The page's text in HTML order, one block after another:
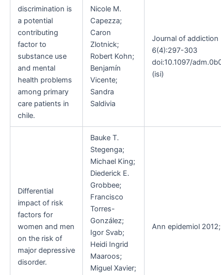
discrimination is
a potential
contributing
factor to
substance use
and mental
health problems
among primary
care patients in
chile.
Nicole M.
Capezza;
Caron
Zlotnick;
Robert Kohn;
Benjamín
Vicente;
Sandra
Saldivia
Journal of addiction
6(4):297-303
doi:10.1097/
(isi)
Differential
impact of risk
factors for
women and men
on the risk of
major depressive
disorder.
Bauke T.
Stegenga;
Michael King;
Diederick E.
Grobbee;
Francisco
Torres-
González;
Igor Svab;
Heidi Ingrid
Maaroos;
Miguel Xavier;
Ann epidemiol